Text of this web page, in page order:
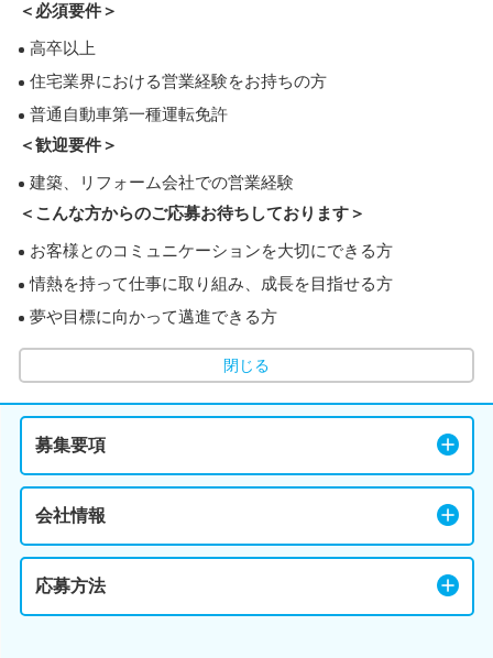
＜必須要件＞
高卒以上
住宅業界における営業経験をお持ちの方
普通自動車第一種運転免許
＜歓迎要件＞
建築、リフォーム会社での営業経験
＜こんな方からのご応募お待ちしております＞
お客様とのコミュニケーションを大切にできる方
情熱を持って仕事に取り組み、成長を目指せる方
夢や目標に向かって邁進できる方
閉じる
募集要項
会社情報
応募方法